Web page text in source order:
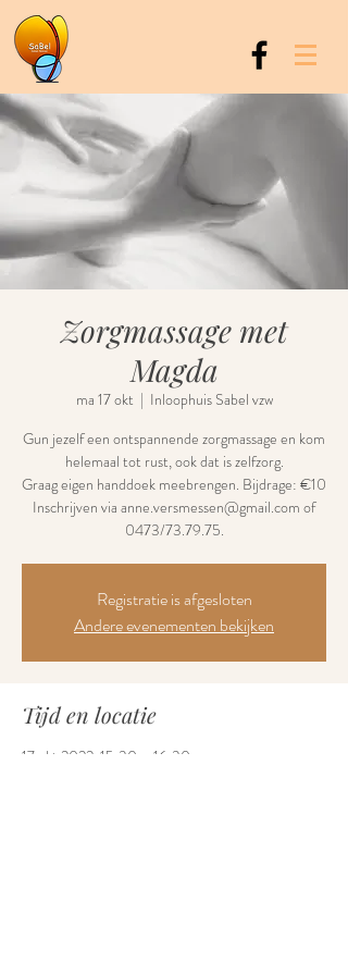
Zorgmassage met
Magda
ma 17 okt
  |
Inloophuis Sabel vzw
Gun jezelf een ontspannende zorgmassage en kom
helemaal tot rust, ook dat is zelfzorg.
Graag eigen handdoek meebrengen. Bijdrage: €10
Inschrijven via anne.versmessen@gmail.com of
0473/73.79.75.
Registratie is afgesloten
Andere evenementen bekijken
Tijd en locatie
17 okt 2022, 15:30 – 16:30